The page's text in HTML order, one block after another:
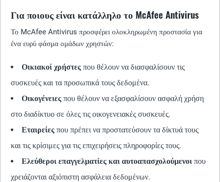
Για ποιους είναι κατάλληλο το McAfee Antivirus
Το McAfee Antivirus προσφέρει ολοκληρωμένη προστασία για
ένα ευρύ φάσμα ομάδων χρηστών:
Οικιακοί χρήστες που θέλουν να διασφαλίσουν τις
συσκευές και τα προσωπικά τους δεδομένα.
Οικογένειες που θέλουν να εξασφαλίσουν ασφαλή χρήση
στο διαδίκτυο σε όλες τις οικογενειακές συσκευές.
Εταιρείες που πρέπει να προστατεύσουν τα δίκτυά τους
και τις κρίσιμες για τις επιχειρήσεις πληροφορίες τους.
Ελεύθεροι επαγγελματίες και αυτοαπασχολούμενοι που
χρειάζονται αξιόπιστη ασφάλεια δεδομένων.